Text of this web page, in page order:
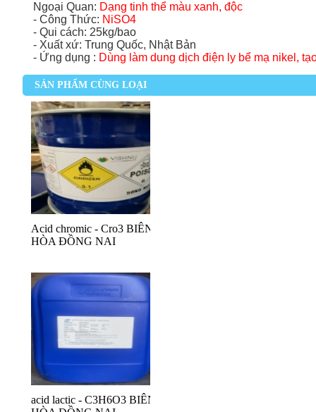
Ngoại Quan: Dạng tinh thể màu xanh, độc
- Công Thức: NiSO4
- Qui cách: 25kg/bao
- Xuất xứ: Trung Quốc, Nhật Bản
- Ứng dụng : Dùng làm dung dịch điện ly bể mạ nikel,
SẢN PHẨM CÙNG LOẠI
Acid chromic - Cro3 BIÊN
HÒA ĐỒNG NAI
acid lactic - C3H6O3 BIÊN